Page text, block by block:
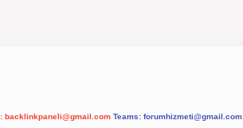
backlinkpaneli@gmail.com Teams: forumhizmeti@gmail.com